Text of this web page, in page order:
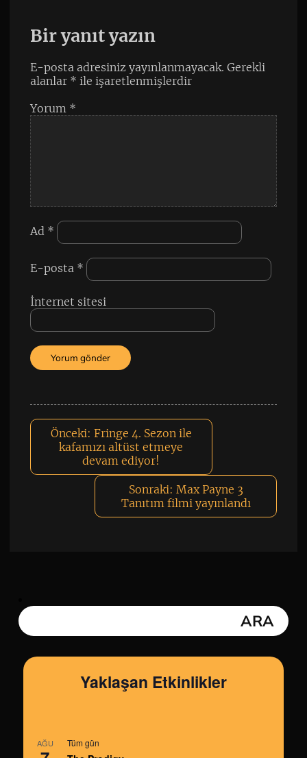
Bir yanıt yazın
E-posta adresiniz yayınlanmayacak. Gerekli
alanlar * ile işaretlenmişlerdir
Yorum *
Ad *
E-posta *
İnternet sitesi
Önceki: Fringe 4. Sezon ile
kafamızı altüst etmeye
devam ediyor!
Sonraki: Max Payne 3
Tanıtım filmi yayınlandı
Yaklaşan Etkinlikler
AĞU Tüm gün